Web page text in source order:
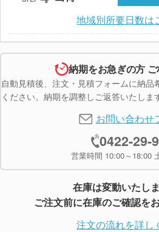
地域別所要日数は
納期をお急ぎの方
自動見積後、注文・見積フォームに納
ください。納期を調整しご返答いたしま
お問い合わせ
0422-29-
営業時間 10:00～18:00
在庫は変動いたしま
ご注文前に在庫のご確認を
注文の流れを詳し